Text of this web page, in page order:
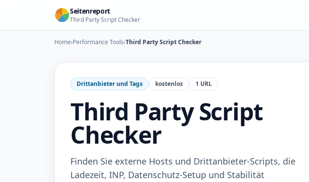
Seitenreport
Third Party Script Checker
Home›Performance Tools›Third Party Script Checker
Drittanbieter und Tags kostenlos 1 URL
Third Party Script
Checker
Finden Sie externe Hosts und Drittanbieter-Scripts, die
Ladezeit, INP, Datenschutz-Setup und Stabilität